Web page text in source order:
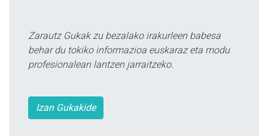
Zarautz Gukak zu bezalako irakurleen babesa
behar du tokiko informazioa euskaraz eta modu
profesionalean lantzen jarraitzeko.
Izan Gukakide